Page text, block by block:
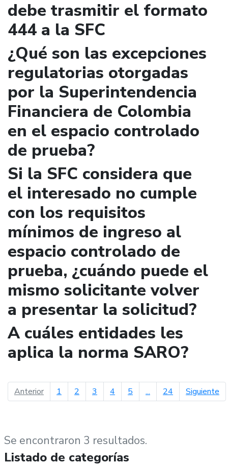
debe trasmitir el formato
444 a la SFC
¿Qué son las excepciones
regulatorias otorgadas
por la Superintendencia
Financiera de Colombia
en el espacio controlado
de prueba?
Si la SFC considera que
el interesado no cumple
con los requisitos
mínimos de ingreso al
espacio controlado de
prueba, ¿cuándo puede el
mismo solicitante volver
a presentar la solicitud?
A cuáles entidades les
aplica la norma SARO?
Anteriorpágina anterior
1 2 3 4 5 ... 24 Siguiente
Se encontraron 3 resultados.
Listado de categorías